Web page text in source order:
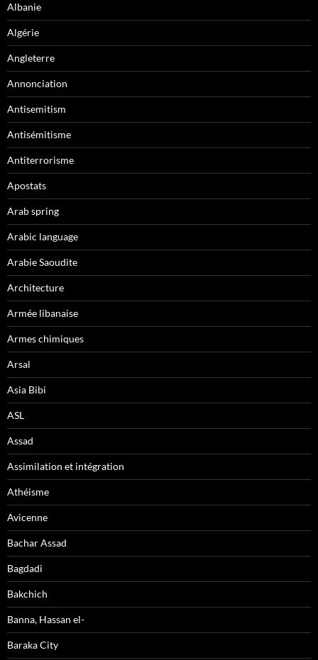
Albanie
Algérie
Angleterre
Annonciation
Antisemitism
Antisémitisme
Antiterrorisme
Apostats
Arab spring
Arabic language
Arabie Saoudite
Architecture
Armée libanaise
Armes chimiques
Arsal
Asia Bibi
ASL
Assad
Assimilation et intégration
Athéisme
Avicenne
Bachar Assad
Bagdadi
Bakchich
Banna, Hassan el-
Baraka City